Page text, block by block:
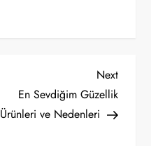
Next
Post
Next
En Sevdiğim Güzellik
Ürünleri ve Nedenleri